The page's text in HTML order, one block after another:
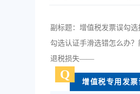
副标题：增值税发票误勾
勾选认证手滑选错怎么办
退税损失——
Q
增值税专用发